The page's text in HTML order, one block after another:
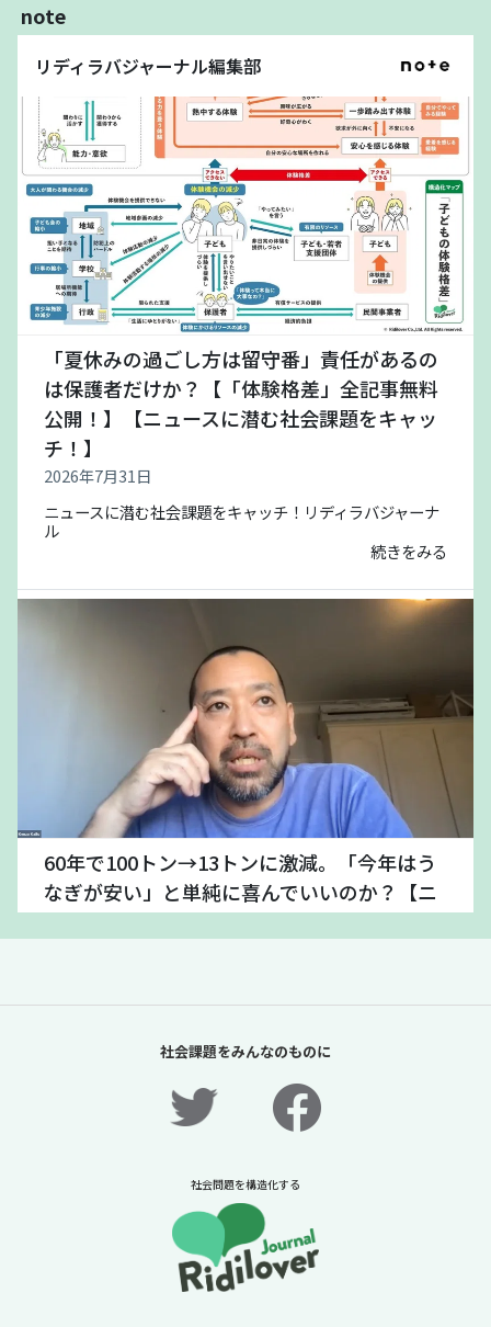
note
リディラバジャーナル編集部
「夏休みの過ごし方は留守番」責任があるの
は保護者だけか？【「体験格差」全記事無料
公開！】【ニュースに潜む社会課題をキャッ
チ！】
2026年7月31日
ニュースに潜む社会課題をキャッチ！リディラバジャーナ
ル
続きをみる
60年で100トン→13トンに激減。「今年はう
なぎが安い」と単純に喜んでいいのか？【ニ
ュースに潜む社会課題をキャッチ！】
ル
社会課題をみんなのものに
社会問題を構造化する